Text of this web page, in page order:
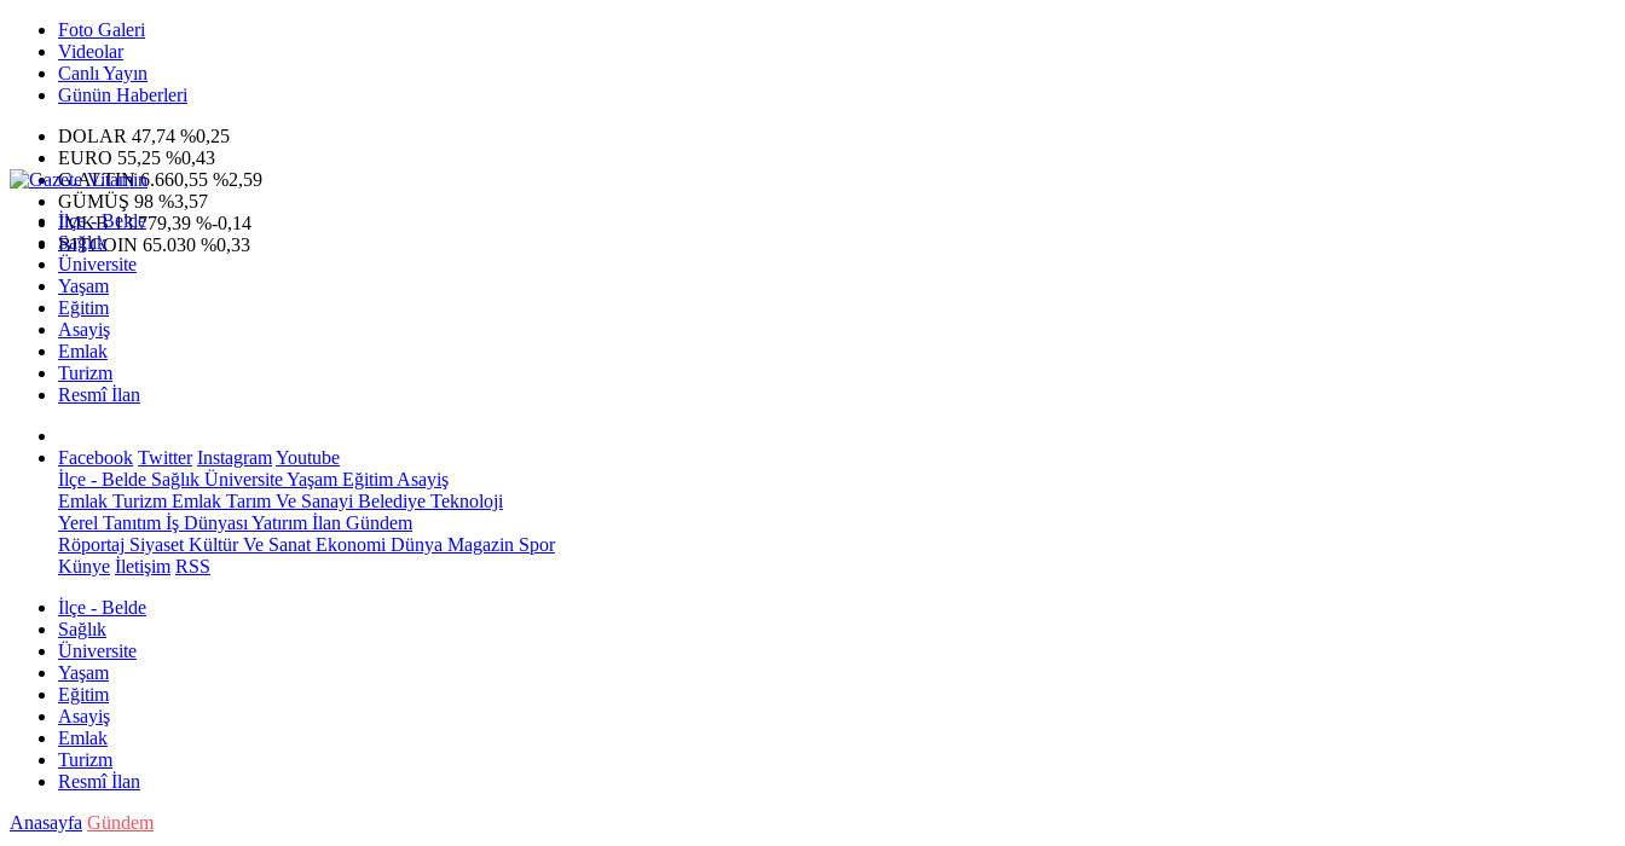
Foto Galeri
Videolar
Canlı Yayın
Günün Haberleri
DOLAR 47,74 %0,25
EURO 55,25 %0,43
G.ALTIN6.660,55 %2,59
GÜMÜŞ 98 %3,57
IMKB13.779,39 %-0,14
BITCOIN 65.030 %0,33
İlçe - Belde
Sağlık
Üniversite
Yaşam
Eğitim
Asayiş
Emlak
Turizm
Resmî İlan
Facebook Twitter InstagramYoutube
İlçe - Belde Sağlık ÜniversiteYaşam Eğitim Asayiş
Emlak Turizm Emlak Tarım Ve Sanayi Belediye Teknoloji
Yerel Tanıtım İş Dünyası Yatırım İlan Gündem
Röportaj Siyaset Kültür Ve Sanat Ekonomi Dünya Magazin Spor
Künye İletişim RSS
İlçe - Belde
Sağlık
Üniversite
Yaşam
Eğitim
Asayiş
Emlak
Turizm
Resmî İlan
Anasayfa Gündem